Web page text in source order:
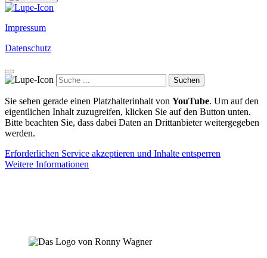
Impressum
Datenschutz
Suchen
Sie sehen gerade einen Platzhalterinhalt von YouTube. Um auf den
eigentlichen Inhalt zuzugreifen, klicken Sie auf den Button unten.
Bitte beachten Sie, dass dabei Daten an Drittanbieter weitergegeben
werden.
Erforderlichen Service akzeptieren und Inhalte entsperren
Weitere Informationen